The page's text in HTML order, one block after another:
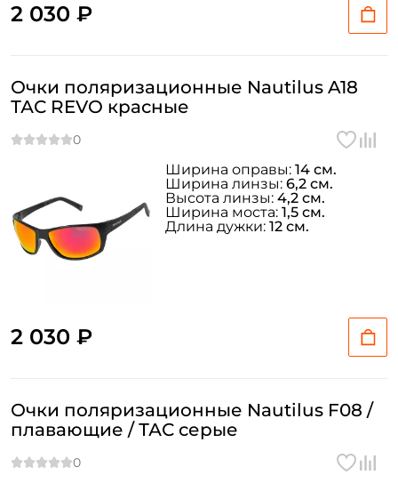
2 030 ₽
Очки поляризационные Nautilus A18
ТАС REVO красные
2 030 ₽
Ширина оправы: 14 см.
Ширина линзы: 6,2 см.
Высота линзы: 4,2 см.
Ширина моста: 1,5 см.
Длина дужки: 12 см.
Очки поляризационные Nautilus F08 /
плавающие / ТАС серые